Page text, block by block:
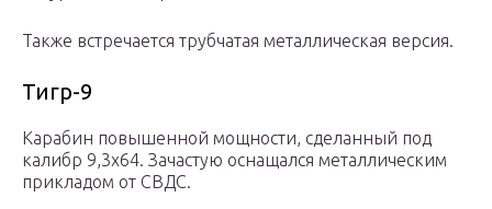
Также встречается трубчатая металлическая версия.
Тигр-9
Карабин повышенной мощности, сделанный под
калибр 9,3х64. Зачастую оснащался металлическим
прикладом от СВДС.